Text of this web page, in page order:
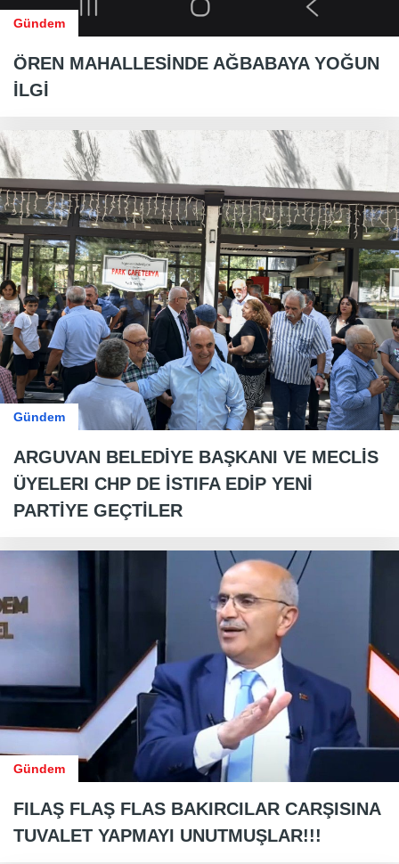
Gündem
ÖREN MAHALLESİNDE AĞBABAYA YOĞUN
İLGİ
Gündem
ARGUVAN BELEDİYE BAŞKANI VE MECLİS
ÜYELERI CHP DE İSTIFA EDİP YENİ
PARTİYE GEÇTİLER
Gündem
FILAŞ FLAŞ FLAS BAKIRCILAR CARŞISINA
TUVALET YAPMAYI UNUTMUŞLAR!!!